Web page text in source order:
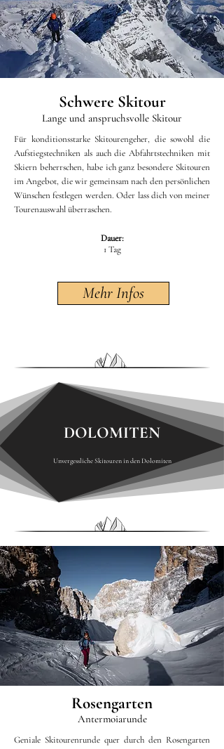
Schwere Skitour
Lange und anspruchsvolle Skitour
Für konditionsstarke Skitourengeher, die sowohl die
Aufstiegstechniken als auch die Abfahrtstechniken mit
Skiern beherrschen, habe ich ganz besondere Skitouren
im Angebot, die wir gemeinsam nach den persönlichen
Wünschen festlegen werden. Oder lass dich von meiner
Tourenauswahl überraschen.
Dauer:
1 Tag
Mehr Infos
DOLOMITEN
Unvergessliche Skitouren in den Dolomiten
Rosengarten
Antermoiarunde
Geniale Skitourenrunde quer durch den Rosengarten